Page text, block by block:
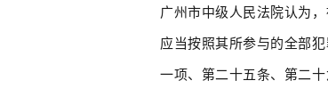
广州市中级人民法院认为
应当按照其所参与的全部
一项、第二十五条、第二